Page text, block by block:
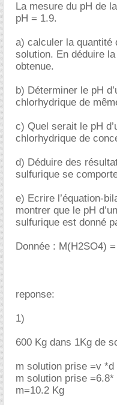
La mesure du pH de
pH = 1.9.
a) calculer la quantité
solution. En déduire
obtenue.
b) Déterminer le pH
chlorhydrique de
c) Quel serait le pH
chlorhydrique de
d) Déduire des
sulfurique se
e) Ecrire l’équation-
montrer que le pH
sulfurique est donné
Donnée : M(H2SO4)
reponse:
1)
600 Kg dans 1Kg de
m solution prise =v *d
m solution prise =6.8*
m=10.2 Kg